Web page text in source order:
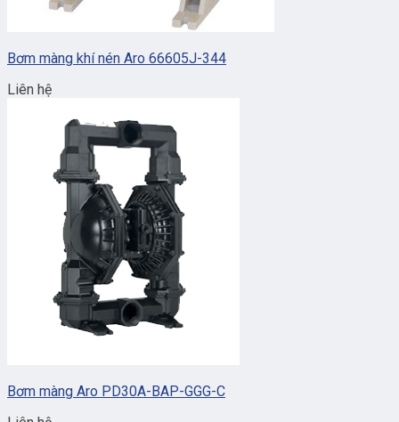
Bơm màng khí nén Aro 66605J-344
Liên hệ
Bơm màng Aro PD30A-BAP-GGG-C